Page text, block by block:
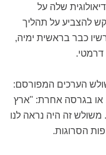
שלה על
להצביע על תהליך
כבר בראשית ימיה,
דרמטי.
הערכים המפורסם:
או בגרסה אחרת: "ארץ
זה היה נראה לנו
הסרוגות.